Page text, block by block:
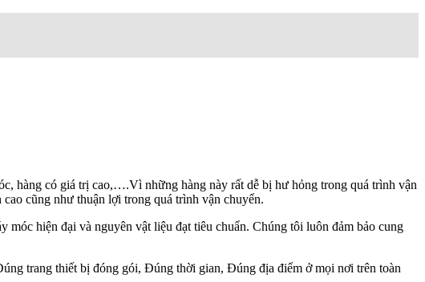
hàng có giá trị cao,….Vì những hàng này rất dễ bị hư hỏng trong quá trình vận
cũng như thuận lợi trong quá trình vận chuyển.
móc hiện đại và nguyên vật liệu đạt tiêu chuẩn. Chúng tôi luôn đảm bảo cung
trang thiết bị đóng gói, Đúng thời gian, Đúng địa điểm ở mọi nơi trên toàn